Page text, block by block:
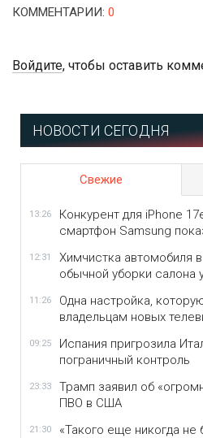
КОММЕНТАРИИ: 0
Войдите, чтобы оставить
НОВОСТИ СЕГОДНЯ
Свежие
13:26
Конкурент для iPhone
смартфон Samsung
12:31
Химчистка автомобиля
обычной уборки салона
11:26
Одна настройка,
владельцам новых
09:25
Испания пригрозила
пограничный контроль
23:33
Трамп заявил об
ПВО в США
21:30
«Такого еще никогда